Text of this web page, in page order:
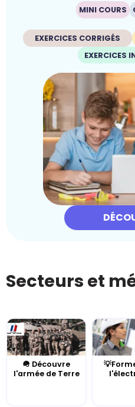
MINI COURS
EXERCICES CORRIGÉS
EXERCICES
Secteurs et
🪖 Découvre
l'armée de Terre